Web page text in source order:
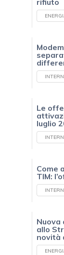
rifiuto
Le
luglio
Come
TIM:
Nuova
allo
novità